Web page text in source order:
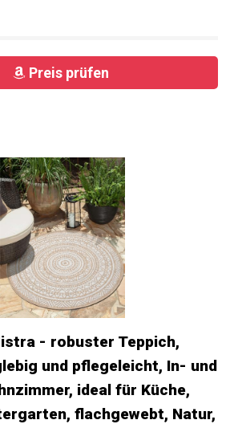
Preis prüfen
- robuster Teppich,
und pflegeleicht, In- und
ideal für Küche,
flachgewebt, Natur,